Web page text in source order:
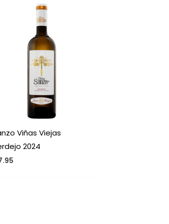
Viñas Viejas
2024